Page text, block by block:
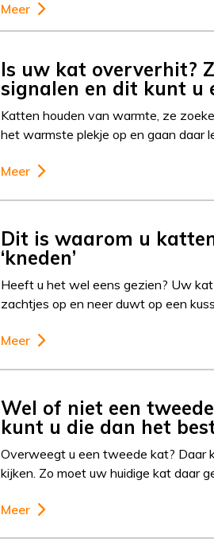
Meer
Is uw kat oververhit?
signalen en dit kunt u
Katten houden van warmte, ze
het warmste plekje op en gaan daar
Meer
Dit is waarom u
‘kneden’
Heeft u het wel eens gezien? Uw
zachtjes op en neer duwt op een
Meer
Wel of niet een
kunt u die dan het
Overweegt u een tweede kat? Daar
kijken. Zo moet uw huidige kat daar
Meer